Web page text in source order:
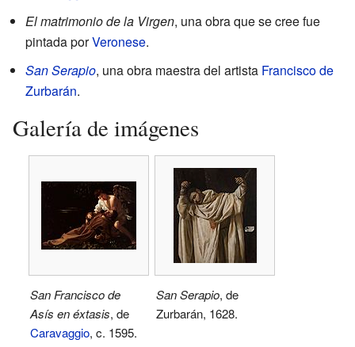
El matrimonio de la Virgen, una obra que se cree fue
pintada porVeronese.
San Serapio, una obra maestra del artista Francisco de
Zurbarán.
Galería de imágenes
San Francisco de
Asís en éxtasis, de
Caravaggio, c. 1595.
San Serapio, de
Zurbarán, 1628.